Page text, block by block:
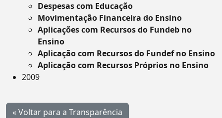
Despesas com Educação
Movimentação Financeira do Ensino
Aplicações com Recursos do Fundeb no
Ensino
Aplicação com Recursos do Fundef no Ensino
Aplicação com Recursos Próprios no Ensino
2009
« Voltar para a Transparência